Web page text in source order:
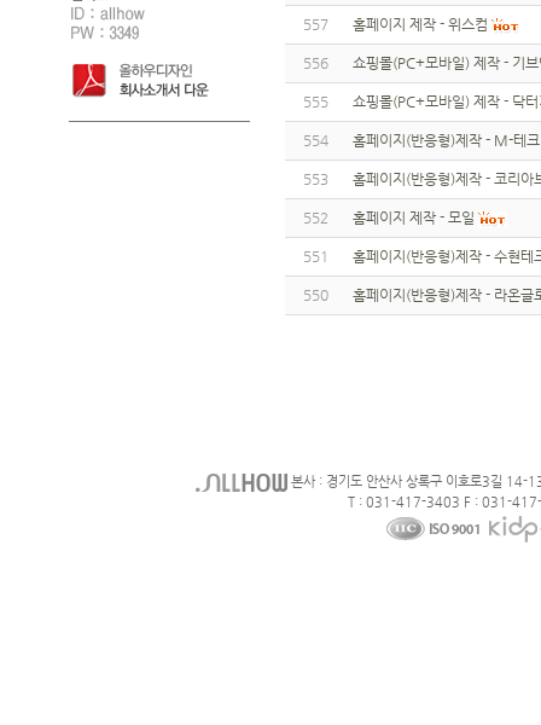
557 홈페이지 제작 - 위스컴
556 쇼핑몰(PC+모바일) 제작 - 기
555 쇼핑몰(PC+모바일) 제작 - 닥
554 홈페이지(반응형)제작 - M-테크
553 홈페이지(반응형)제작 - 코리아
552 홈페이지 제작 - 모일
551 홈페이지(반응형)제작 - 수현테
550 홈페이지(반응형)제작 - 라온글
본사 : 경기도 안산사 상록구 이호로3길 14-
T : 031-417-3403 F : 031-